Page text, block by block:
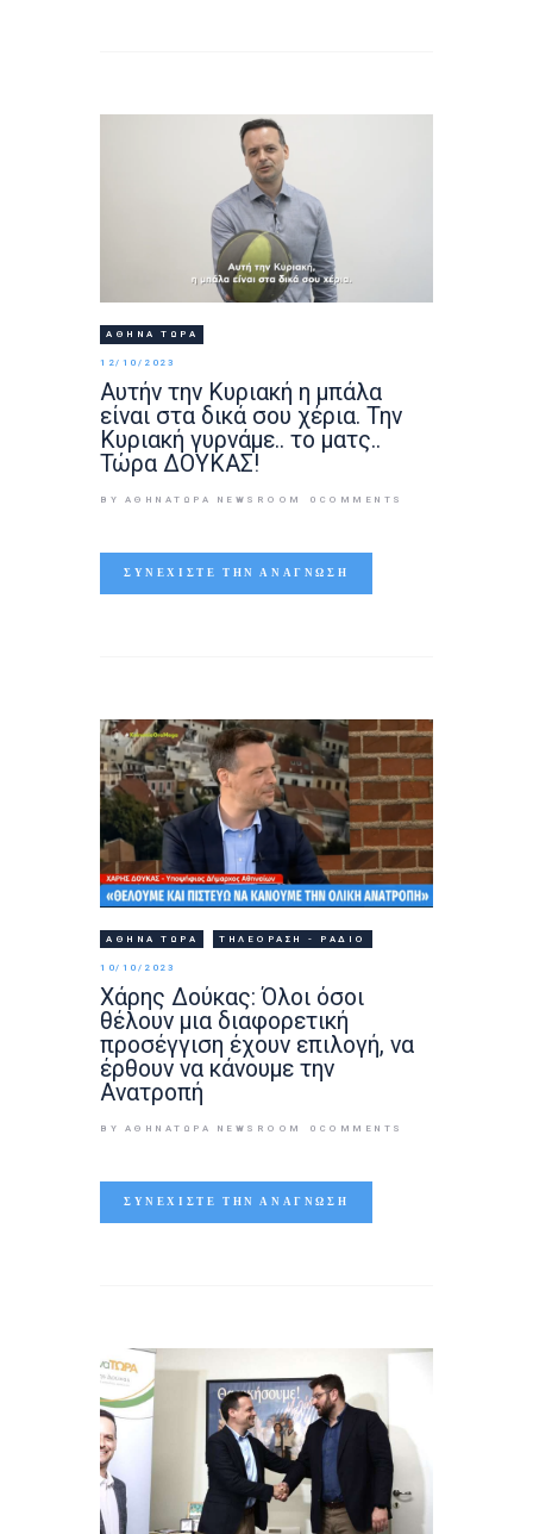
ΑΘΉΝΑ ΤΩΡΑ
12/10/2023
Αυτήν την Κυριακή η μπάλα
είναι στα δικά σου χέρια. Την
Κυριακή γυρνάμε.. το ματς..
Τώρα ΔΟΥΚΑΣ!
BY ΑΘΉΝΑΤΩΡΑ NEWSROOM 0 COMMENTS
ΣΥΝΕΧΊΣΤΕ ΤΗΝ ΑΝΆΓΝΩΣΗ
ΑΘΉΝΑ ΤΩΡΑ ΤΗΛΕΌΡΑΣΗ - ΡΆΔΙΟ
10/10/2023
Χάρης Δούκας: Όλοι όσοι
θέλουν μια διαφορετική
προσέγγιση έχουν επιλογή, να
έρθουν να κάνουμε την
Ανατροπή
BY ΑΘΉΝΑΤΩΡΑ NEWSROOM 0 COMMENTS
ΣΥΝΕΧΊΣΤΕ ΤΗΝ ΑΝΆΓΝΩΣΗ